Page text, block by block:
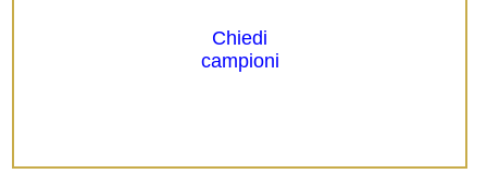
Chiedi
campioni